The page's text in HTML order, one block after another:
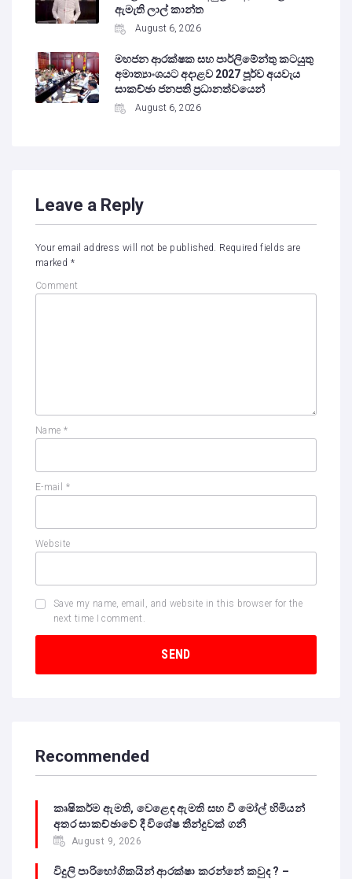
ඇමැති ලාල් කාන්ත
August 6, 2026
මහජන ආරක්ෂක සහ පාර්ලිමේන්තු කටයුතු
අමාත්‍යාංශයට අදාළව 2027 පූර්ව අයවැය
සාකච්ඡා ජනපති ප්‍රධානත්වයෙන්
August 6, 2026
Leave a Reply
Your email address will not be published.
Required fields are
marked *
Comment
Name *
E-mail *
Website
Save my name, email, and website in this browser for the
next time I comment.
Recommended
කෘෂිකර්ම ඇමති, වෙළෙඳ ඇමති සහ වී මෝල් හිමියන්
අතර සාකච්ඡාවේ දී විශේෂ තීන්දුවක් ගනී
August 9, 2026
විදුලි පාරිභෝගිකයින් ආරක්ෂා කරන්නේ කවුද ? –